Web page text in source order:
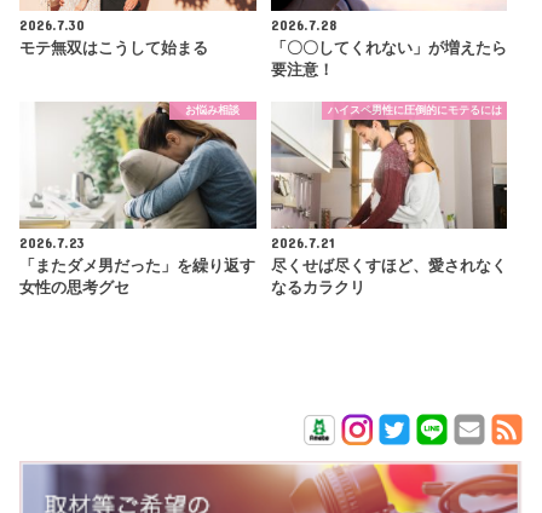
2026.7.30
モテ無双はこうして始まる
2026.7.28
「〇〇してくれない」が増えたら
要注意！
お悩み相談
2026.7.23
「またダメ男だった」を繰り返す
女性の思考グセ
ハイスペ男性に圧倒的にモテるには
2026.7.21
尽くせば尽くすほど、愛されなく
なるカラクリ